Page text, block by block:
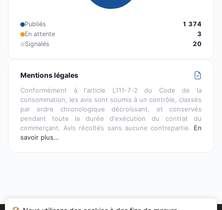
Publiés
1 374
En attente
3
Signalés
20
Mentions légales
Conformément à l'article L111-7-2 du Code de la
consommation, les avis sont soumis à un contrôle, classés
par ordre chronologique décroissant, et conservés
pendant toute la durée d'exécution du contrat du
commerçant. Avis récoltés sans aucune contrepartie. En
savoir plus…